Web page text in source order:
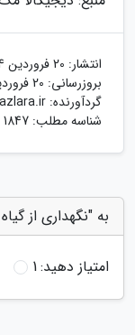
انتشار: 20 فروردین 1404
بروزرسانی: 20 فروردین 1404
گردآورنده:
شناسه مطلب: 1847
به "نگهداری از
امتیاز دهید:1